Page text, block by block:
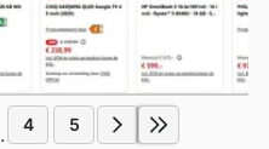
4 5